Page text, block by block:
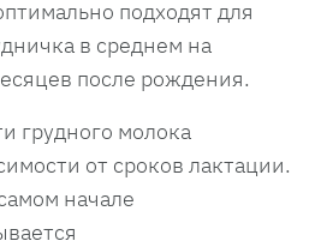
подходят для
в среднем на
после рождения.
грудного молока
от сроков лактации.
начале